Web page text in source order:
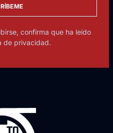
confirma que ha leído
de privacidad.